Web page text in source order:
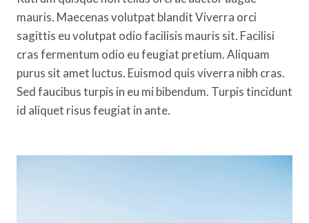
mauris. Maecenas volutpat blandit Viverra orci
sagittis eu volutpat odio facilisis mauris sit. Facilisi
cras fermentum odio eu feugiat pretium. Aliquam
purus sit amet luctus. Euismod quis viverra nibh cras.
Sed faucibus turpis in eu mi bibendum. Turpis tincidunt
id aliquet risus feugiat in ante.